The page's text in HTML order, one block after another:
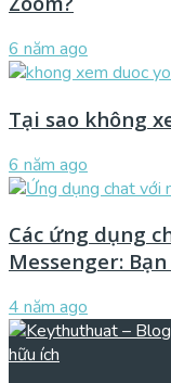
6 năm ago
Tại sao không
6 năm ago
Các ứng dụng
Messenger:
4 năm ago